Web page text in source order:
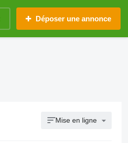
Déposer une annonce
Mise en ligne